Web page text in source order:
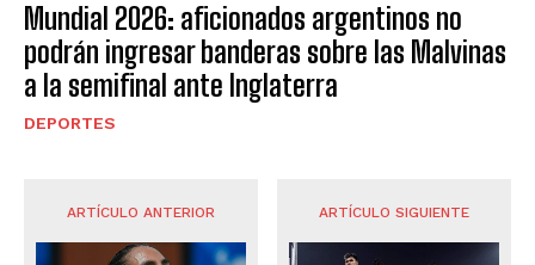
Mundial 2026: aficionados argentinos no
podrán ingresar banderas sobre las Malvinas
a la semifinal ante Inglaterra
DEPORTES
ARTÍCULO ANTERIOR ARTÍCULO SIGUIENTE